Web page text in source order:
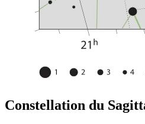
Constellation du